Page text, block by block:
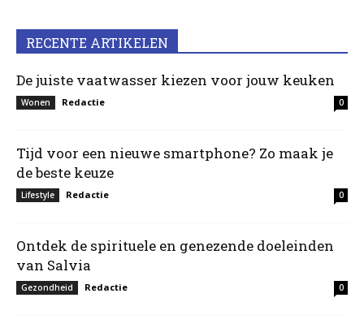
RECENTE ARTIKELEN
De juiste vaatwasser kiezen voor jouw keuken
Wonen Redactie 0
Tijd voor een nieuwe smartphone? Zo maak je
de beste keuze
Lifestyle Redactie 0
Ontdek de spirituele en genezende doeleinden
van Salvia
Gezondheid Redactie 0